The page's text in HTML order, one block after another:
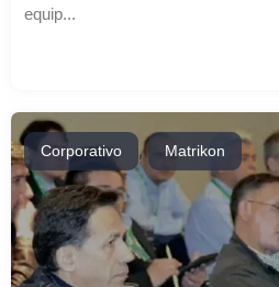
equip...
Corporativo , Matrikon